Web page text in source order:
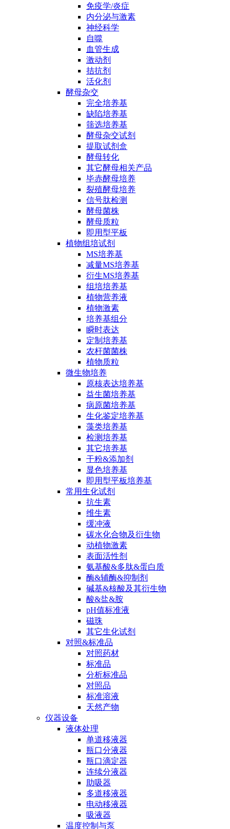
免疫学/炎症
内分泌与激素
神经科学
自噬
血管生成
激动剂
拮抗剂
活化剂
酵母杂交
完全培养基
缺陷培养基
筛选培养基
酵母杂交试剂
提取试剂盒
酵母转化
其它酵母相关产品
毕赤酵母培养
裂殖酵母培养
信号肽检测
酵母菌株
酵母质粒
即用型平板
植物组培试剂
MS培养基
减量MS培养基
衍生MS培养基
组培培养基
植物营养液
植物激素
培养基组分
瞬时表达
定制培养基
农杆菌菌株
植物质粒
微生物培养
原核表达培养基
益生菌培养基
病原菌培养基
生化鉴定培养基
藻类培养基
检测培养基
其它培养基
干粉&添加剂
显色培养基
即用型平板培养基
常用生化试剂
抗生素
维生素
缓冲液
碳水化合物及衍生物
动植物激素
表面活性剂
氨基酸&多肽&蛋白质
酶&辅酶&抑制剂
碱基&核酸及其衍生物
酸&盐&胺
pH值标准液
磁珠
其它生化试剂
对照&标准品
对照药材
标准品
分析标准品
对照品
标准溶液
天然产物
仪器设备
液体处理
单道移液器
瓶口分液器
瓶口滴定器
连续分液器
助吸器
多道移液器
电动移液器
吸液器
温度控制与泵